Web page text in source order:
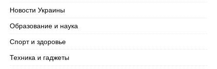
Новости Украины
Образование и наука
Спорт и здоровье
Техника и гаджеты